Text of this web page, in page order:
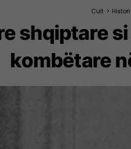
Cult > Histori
shqiptare
kombëtare